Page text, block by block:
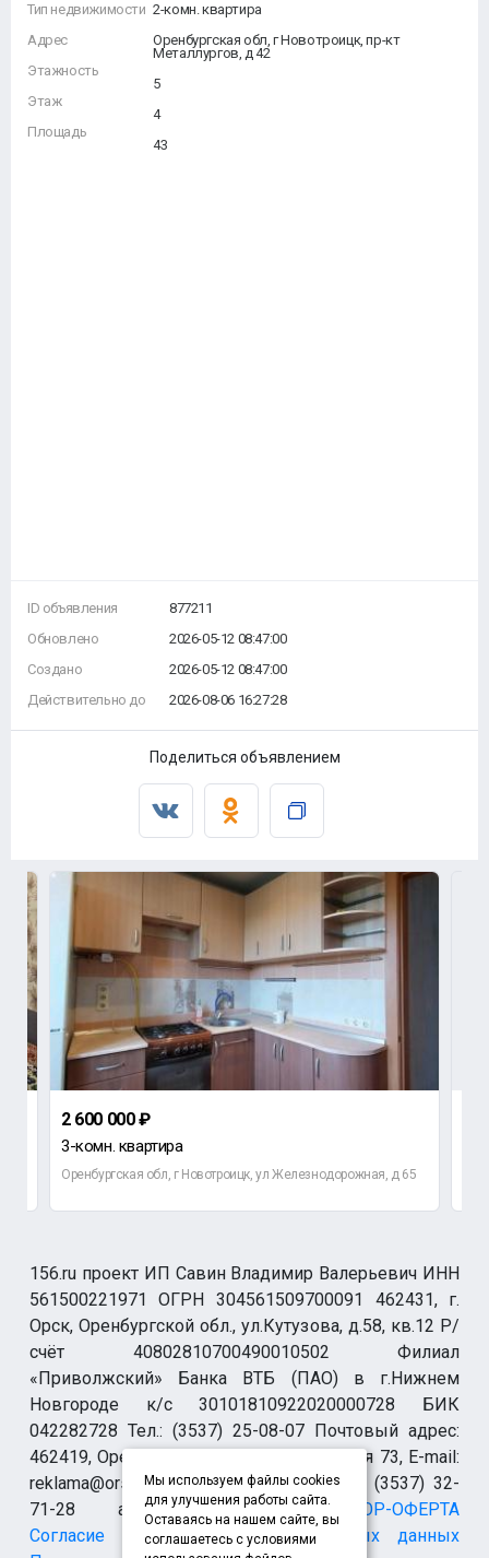
Тип недвижимости
Адрес
Этажность
Этаж
Площадь
2-комн. квартира
Оренбургская обл, г Новотроицк, пр-кт
Металлургов, д 42
5
4
43
ID объявления
Обновлено
Создано
Действительно до
877211
2026-05-12 08:47:00
2026-05-12 08:47:00
2026-08-06 16:27:28
Поделиться объявлением
2 600 000 ₽
3-комн. квартира
Оренбургская обл, г Новотроицк, ул Железнодорожная, д 65
156.ru проект ИП Савин Владимир Валерьевич ИНН
561500221971 ОГРН 304561509700091 462431, г.
Орск, Оренбургской обл., ул.Кутузова, д.58, кв.12 Р/
счёт 40802810700490010502 Филиал
«Приволжский» Банка ВТБ (ПАО) в г.Нижнем
Новгороде к/с 30101810922020000728 БИК
042282728 Тел.: (3537) 25-08-07 Почтовый адрес:
462419, Оренбургская обл., г. Орск-19 а/я 73, E-mail:
reklama@orsk.ru ТЕЛЕФОН МОДЕРАЦИИ (3537) 32-
71-28 allsupport@orsk.ruДОГОВОР-ОФЕРТА
Согласие на обработку персональных данных
Мы используем файлы cookies
для улучшения работы сайта.
Оставаясь на нашем сайте, вы
соглашаетесь с условиями